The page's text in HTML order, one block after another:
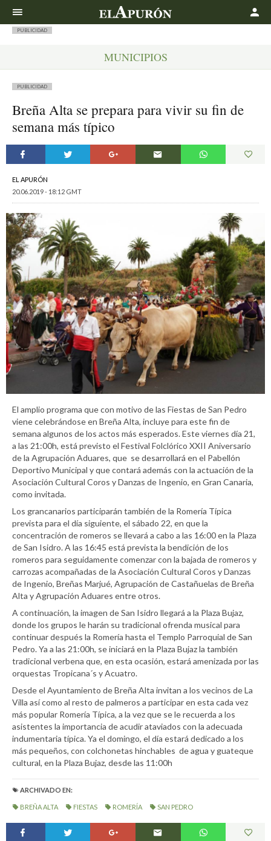
PUBLICIDAD
MUNICIPIOS
PUBLICIDAD
Breña Alta se prepara para vivir su fin de
semana más típico
EL APURÓN
20.06.2019 - 18:12 GMT
El amplio programa que con motivo de las Fiestas de San Pedro
viene celebrándose en Breña Alta, incluye para este fin de
semana algunos de los actos más esperados. Este viernes día 21,
a las 21:00h, está previsto el Festival Folclórico XXII Aniversario
de la Agrupación Aduares, que se desarrollará en el Pabellón
Deportivo Municipal y que contará además con la actuación de la
Asociación Cultural Coros y Danzas de Ingenio, en Gran Canaria,
como invitada.
Los grancanarios participarán también de la Romería Típica
prevista para el día siguiente, el sábado 22, en que la
concentración de romeros se llevará a cabo a las 16:00 en la Plaza
de San Isidro. A las 16:45 está prevista la bendición de los
romeros para seguidamente comenzar con la bajada de romeros y
carrozas acompañadas de la Asociación Cultural Coros y Danzas
de Ingenio, Breñas Marjué, Agrupación de Castañuelas de Breña
Alta y Agrupación Aduares entre otros.
A continuación, la imagen de San Isidro llegará a la Plaza Bujaz,
donde los grupos le harán su tradicional ofrenda musical para
continuar después la Romería hasta el Templo Parroquial de San
Pedro. Ya a las 21:00h, se iniciará en la Plaza Bujaz la también
tradicional verbena que, en esta ocasión, estará amenizada por las
orquestas Tropicana´s y Acuatro.
Desde el Ayuntamiento de Breña Alta invitan a los vecinos de La
Villa así como al resto de palmeros a participar en esta cada vez
más popular Romería Típica, a la vez que se le recuerda a los
asistentes la importancia de acudir ataviados con la adecuada
indumentaria típica. Ya el domingo, el día estará dedicado a los
más pequeños, con colchonetas hinchables de agua y guateque
cultural, en la Plaza Bujaz, desde las 11:00h
ARCHIVADO EN:
BREÑA ALTA FIESTAS ROMERÍA SAN PEDRO